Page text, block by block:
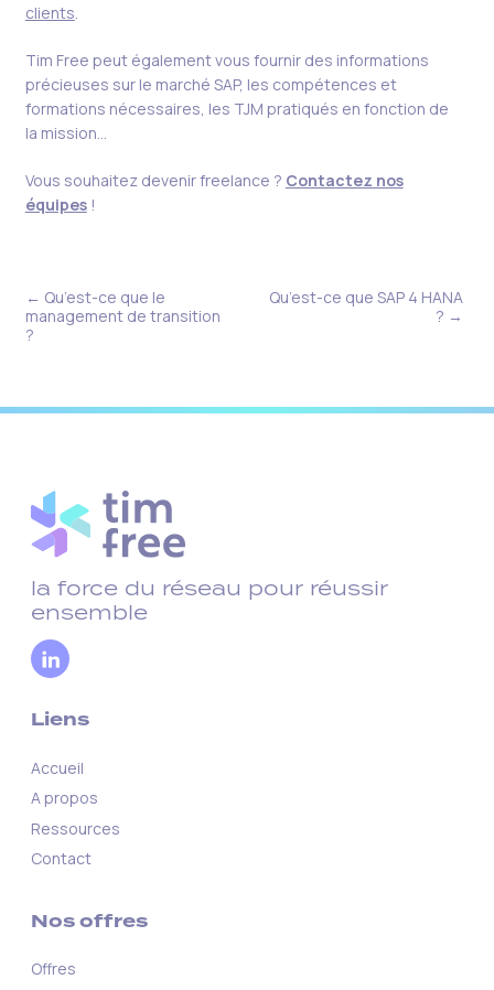
clients
Tim Free peut également vous fournir des informations
précieuses sur le marché SAP, les compétences et
formations nécessaires, les TJM pratiqués en fonction de
la mission…
Vous souhaitez devenir freelance ? Contactez nos
équipes !
← Qu’est-ce que le
management de transition
?​
Qu’est-ce que SAP 4 HANA
?​ →
la force du réseau pour réussir
ensemble
Liens
Accueil
A propos
Ressources
Contact
Nos offres
Offres